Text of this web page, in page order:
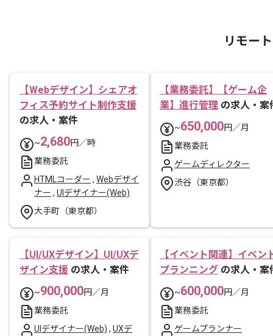
リモー
【Webデザイン】シェアオ
フィス予約サイト制作支援
の求人・案件
~2,680円／時
業務委託
HTMLコーダー , Webデザイ
ナー , UIデザイナー(Web)
大手町（東京都）
【業務委託】【ゲーム企
業】進行管理 の求人・案
~650,000円／月
業務委託
ゲームディレクター
渋谷（東京都）
【UI/UXデザイン】UI/UXデ
ザイン支援 の求人・案件
~900,000円／月
業務委託
UIデザイナー(Web) , UXデ
【イベント関連】イベン
プランニング の求人・案
~600,000円／月
業務委託
ゲームプランナー